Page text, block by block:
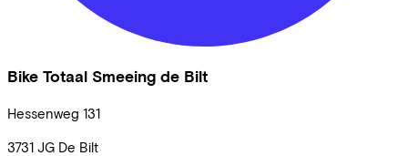
Bike Totaal Smeeing de Bilt
Hessenweg 131
3731 JG De Bilt